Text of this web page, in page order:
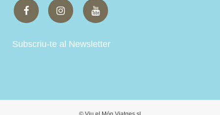
Subscriu-te al Newsletter